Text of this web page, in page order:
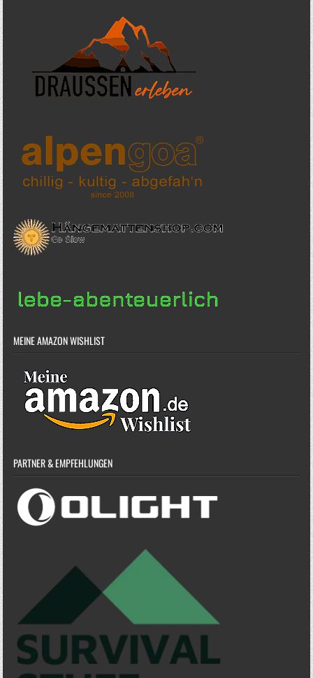
MEINE AMAZON WISHLIST
PARTNER & EMPFEHLUNGEN